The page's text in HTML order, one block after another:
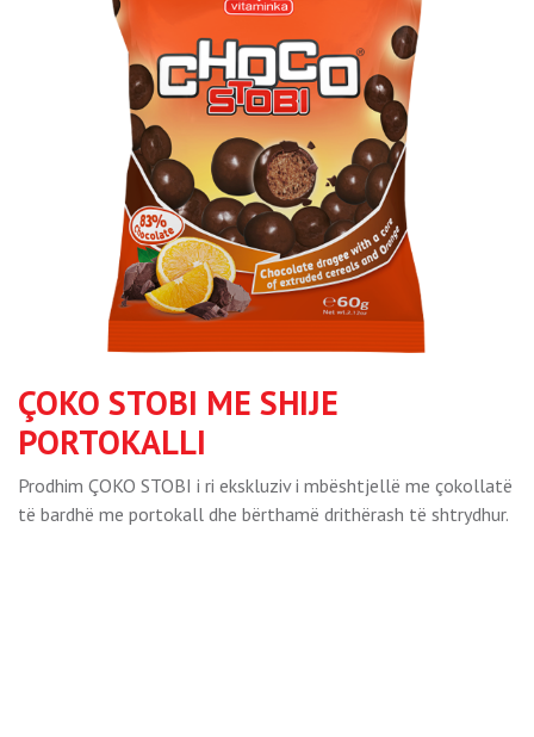
ÇOKO STOBI ME SHIJE
PORTOKALLI
Prodhim ÇOKO STOBI i ri ekskluziv i mbështjellë me çokollatë
të bardhë me portokall dhe bërthamë drithërash të shtrydhur.